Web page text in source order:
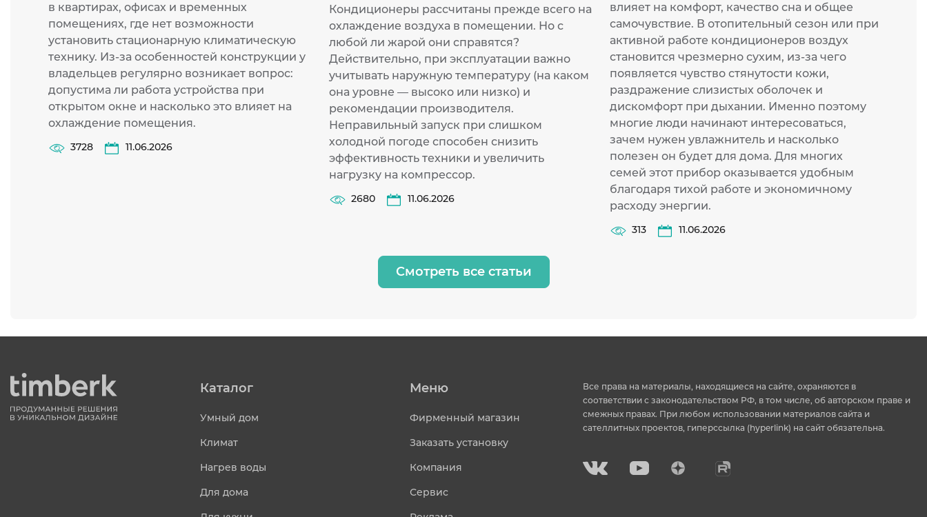
в квартирах, офисах и временных
помещениях, где нет возможности
установить стационарную климатическую
технику. Из-за особенностей конструкции у
владельцев регулярно возникает вопрос:
допустима ли работа устройства при
открытом окне и насколько это влияет на
охлаждение помещения.
3728 11.06.2026
Кондиционеры рассчитаны прежде всего на
охлаждение воздуха в помещении. Но с
любой ли жарой они справятся?
Действительно, при эксплуатации важно
учитывать наружную температуру (на каком
она уровне — высоко или низко) и
рекомендации производителя.
Неправильный запуск при слишком
холодной погоде способен снизить
эффективность техники и увеличить
нагрузку на компрессор.
2680 11.06.2026
влияет на комфорт, качество сна и общее
самочувствие. В отопительный сезон или при
активной работе кондиционеров воздух
становится чрезмерно сухим, из-за чего
появляется чувство стянутости кожи,
раздражение слизистых оболочек и
дискомфорт при дыхании. Именно поэтому
многие люди начинают интересоваться,
зачем нужен увлажнитель и насколько
полезен он будет для дома. Для многих
семей этот прибор оказывается удобным
благодаря тихой работе и экономичному
расходу энергии.
313 11.06.2026
Смотреть все статьи
Каталог
Умный дом
Климат
Нагрев воды
Для дома
Меню
Фирменный магазин
Заказать установку
Компания
Сервис
Все права на материалы, находящиеся на сайте, охраняются в
соответствии с законодательством РФ, в том числе, об авторском праве и
смежных правах. При любом использовании материалов сайта и
сателлитных проектов, гиперссылка (hyperlink) на сайт обязательна.